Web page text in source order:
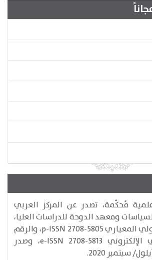
مُحكّمة، تصدر عن المركز العربي
ومعهد الدوحة للدراسات العليا،
وتحمل الرقم الدولي المعياري p-ISSN 2708-5805، والرقم
الدولي المعياري الإلكتروني e-ISSN 2708-5813​، وصدر
سبتمبر 2020.